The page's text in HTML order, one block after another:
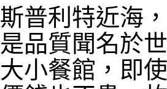
斯普利特近海
是品質聞名於
大小餐館，即